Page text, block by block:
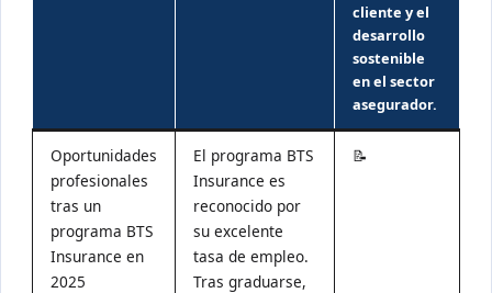
cliente y el
desarrollo
sostenible
en el sector
asegurador.
Oportunidades
profesionales
tras un
programa BTS
Insurance en
2025
El programa BTS
Insurance es
reconocido por
su excelente
tasa de empleo.
Tras graduarse,
📝